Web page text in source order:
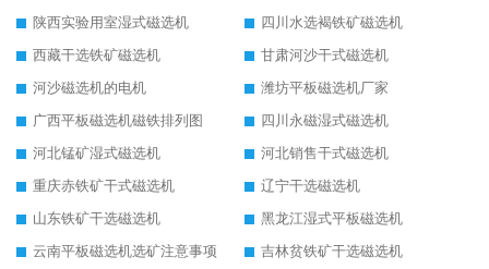
陕西实验用室湿式磁选机
四川水选褐铁矿磁选机
西藏干选铁矿磁选机
甘肃河沙干式磁选机
河沙磁选机的电机
潍坊平板磁选机厂家
广西平板磁选机磁铁排列图
四川永磁湿式磁选机
河北锰矿湿式磁选机
河北销售干式磁选机
重庆赤铁矿干式磁选机
辽宁干选磁选机
山东铁矿干选磁选机
黑龙江湿式平板磁选机
云南平板磁选机选矿注意事项
吉林贫铁矿干选磁选机